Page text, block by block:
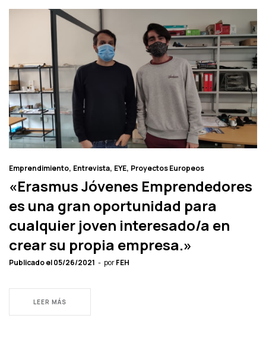
Emprendimiento Entrevista EYE Proyectos Europeos
«Erasmus Jóvenes Emprendedores
es una gran oportunidad para
cualquier joven interesado/a en
crear su propia empresa.»
Publicado el05/26/2021 porFEH
LEER MÁS